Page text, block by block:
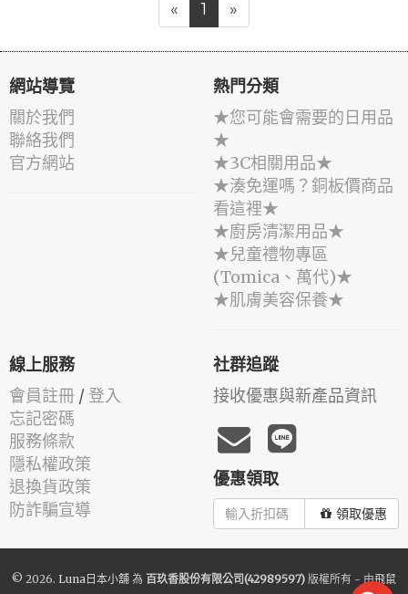
« 1 »
網站導覽
關於我們
聯絡我們
官方網站
熱門分類
★您可能會需要的日用品
★
★3C相關用品★
★湊免運嗎？銅板價商品
看這裡★
★廚房清潔用品★
★兒童禮物專區
(Tomica、萬代)★
★肌膚美容保養★
線上服務
會員註冊 / 登入
忘記密碼
服務條款
隱私權政策
退換貨政策
防詐騙宣導
社群追蹤
接收優惠與新產品資訊
優惠領取
領取優惠
© 2026. Luna日本小舖 為 百玖香股份有限公司(42989597) 版權所有 - 由飛鼠